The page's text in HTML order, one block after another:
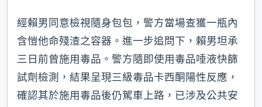
經賴男同意檢視隨身包包，警方當場查獲一瓶內
含愷他命殘渣之容器。進一步追問下，賴男坦承
三日前曾施用毒品。警方隨即使用毒品唾液快篩
試劑檢測，結果呈現三級毒品卡西酮陽性反應，
確認其於施用毒品後仍駕車上路，已涉及公共安